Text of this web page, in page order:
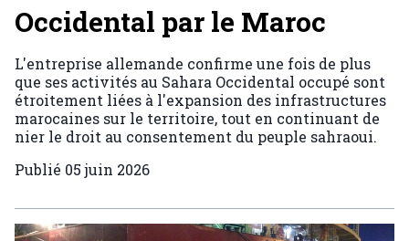
Occidental par le Maroc
L'entreprise allemande confirme une fois de plus
que ses activités au Sahara Occidental occupé sont
étroitement liées à l'expansion des infrastructures
marocaines sur le territoire, tout en continuant de
nier le droit au consentement du peuple sahraoui.
Publié 05 juin 2026